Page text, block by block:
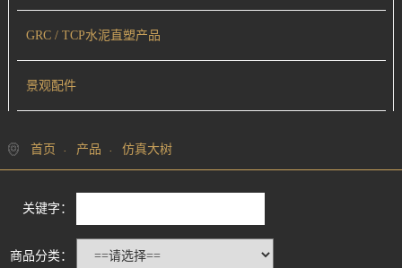
GRC / TCP水泥直塑产品
景观配件
首页 产品 仿真大树
关键字：
商品分类：